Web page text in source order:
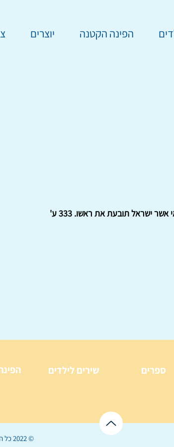
הפינה הקטנה יוצרים
ישראל תובעת את ראשו. 333 ע'
שירים לילדים ספרים
© 2022 כל הזכויות שמורות ל